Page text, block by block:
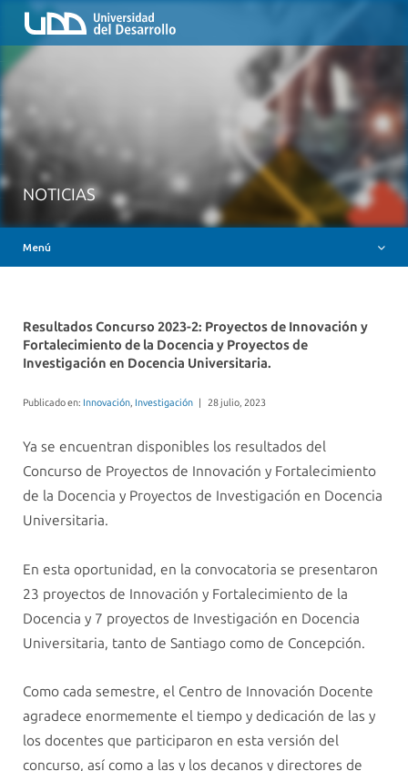
NOTICIAS
Menú
Inicio
QUIÉNES SOMOS
MESA AYUDA CANVAS
INSIGNIAS DIGITALES
Resultados Concurso 2023-2: Proyectos de Innovación y
Fortalecimiento de la Docencia y Proyectos de
Investigación en Docencia Universitaria.
Publicado en: Innovación, Investigación 28 julio, 2023
Ya se encuentran disponibles los resultados del
Concurso de Proyectos de Innovación y Fortalecimiento
de la Docencia y Proyectos de Investigación en Docencia
Universitaria.
En esta oportunidad, en la convocatoria se presentaron
23 proyectos de Innovación y Fortalecimiento de la
Docencia y 7 proyectos de Investigación en Docencia
Universitaria, tanto de Santiago como de Concepción.
Como cada semestre, el Centro de Innovación Docente
agradece enormemente el tiempo y dedicación de las y
los docentes que participaron en esta versión del
concurso, así como a las y los decanos y directores de